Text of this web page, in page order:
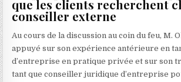
que les clients recherchent
conseiller externe
Au cours de la discussion au coin du feu, M.
appuyé sur son expérience antérieure en
d’entreprise en pratique privée et sur son
tant que conseiller juridique d’entreprise